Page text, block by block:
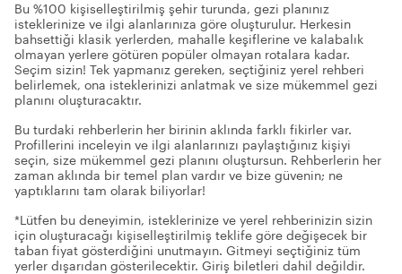
Bu %100 kişiselleştirilmiş şehir turunda, gezi planınız
isteklerinize ve ilgi alanlarınıza göre oluşturulur. Herkesin
bahsettiği klasik yerlerden, mahalle keşiflerine ve kalabalık
olmayan yerlere götüren popüler olmayan rotalara kadar.
Seçim sizin! Tek yapmanız gereken, seçtiğiniz yerel rehberi
belirlemek, ona isteklerinizi anlatmak ve size mükemmel gezi
planını oluşturacaktır.
Bu turdaki rehberlerin her birinin aklında farklı fikirler var.
Profillerini inceleyin ve ilgi alanlarınızı paylaştığınız kişiyi
seçin, size mükemmel gezi planını oluştursun. Rehberlerin her
zaman aklında bir temel plan vardır ve bize güvenin; ne
yaptıklarını tam olarak biliyorlar!
*Lütfen bu deneyimin, isteklerinize ve yerel rehberinizin sizin
için oluşturacağı kişiselleştirilmiş teklife göre değişecek bir
taban fiyat gösterdiğini unutmayın. Gitmeyi seçtiğiniz tüm
yerler dışarıdan gösterilecektir. Giriş biletleri dahil değildir.